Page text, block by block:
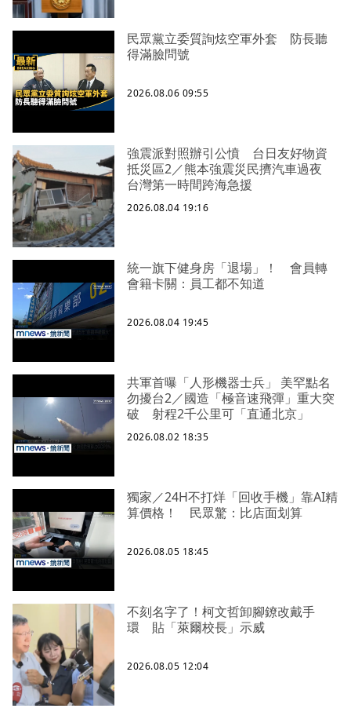
民眾黨立委質詢炫空軍外套 防長聽
得滿臉問號
2026.08.06 09:55
強震派對照辦引公憤 台日友好物資
抵災區2／熊本強震災民擠汽車過夜
台灣第一時間跨海急援
2026.08.04 19:16
統一旗下健身房「退場」！ 會員轉
會籍卡關：員工都不知道
2026.08.04 19:45
共軍首曝「人形機器士兵」 美罕點名
勿擾台2／國造「極音速飛彈」重大突
破 射程2千公里可「直通北京」
2026.08.02 18:35
獨家／24H不打烊「回收手機」靠AI精
算價格！ 民眾驚：比店面划算
2026.08.05 18:45
不刻名字了！柯文哲卸腳鐐改戴手
環 貼「萊爾校長」示威
2026.08.05 12:04